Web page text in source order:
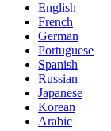
English
French
German
Portuguese
Spanish
Russian
Japanese
Korean
Arabic